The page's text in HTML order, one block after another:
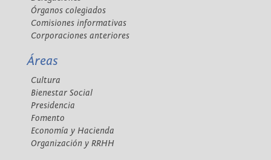
Órganos colegiados
Comisiones informativas
Corporaciones anteriores
Áreas
Cultura
Bienestar Social
Presidencia
Fomento
Economía y Hacienda
Organización y RRHH